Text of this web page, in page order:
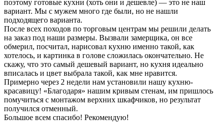
поэтому готовые кухни (хоть они и дешевле) — это не наш
вариант. Мы с мужем много где были, но не нашли
подходящего варианта.
После всех походов по торговым центрам мы решили делать
на заказ под наши размеры. Вызвали замерщика, он все
обмерил, посчитал, нарисовал кухню именно такой, как
хотелось, и картинка в голове сложилась окончательно. Не
скажу, что это самый дешевый вариант, но кухня идеально
вписалась и цвет выбрала такой, как мне нравится.
Примерно через 2 недели нам установили нашу кухню-
красавицу! «Благодаря» нашим кривым стенам, им пришлось
помучиться с монтажом верхних шкафчиков, но результат
получился отменный.
Большое всем спасибо! Рекомендую!